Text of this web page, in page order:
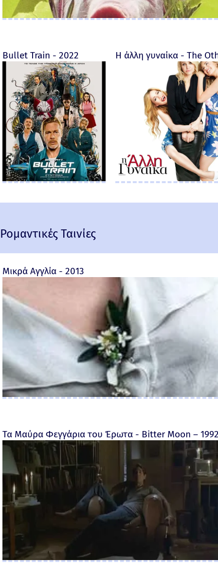
Bullet Train - 2022 Η άλλη γυναίκα - The
Ρομαντικές Ταινίες
Μικρά Αγγλία - 2013
Τα Μαύρα Φεγγάρια του Έρωτα - Bitter Moon –